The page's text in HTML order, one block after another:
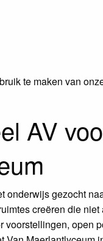
te maken van
AV
onderwijs gezocht
creëren die
voorstellingen, open